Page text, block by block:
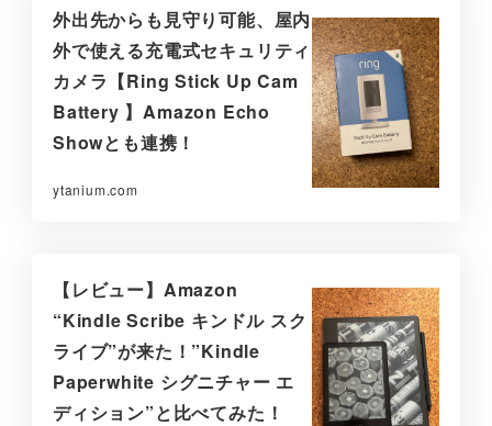
外出先からも見守り可能、屋内
外で使える充電式セキュリティ
カメラ【Ring Stick Up Cam
Battery 】Amazon Echo
Showとも連携！
ytanium.com
【レビュー】Amazon
“Kindle Scribe キンドル スク
ライブ”が来た！”Kindle
Paperwhite シグニチャー エ
ディション”と比べてみた！